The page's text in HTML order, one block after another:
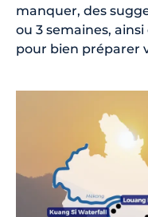
manquer, des
ou 3 semaines,
pour bien préparer